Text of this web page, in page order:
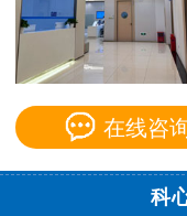
在线咨
科